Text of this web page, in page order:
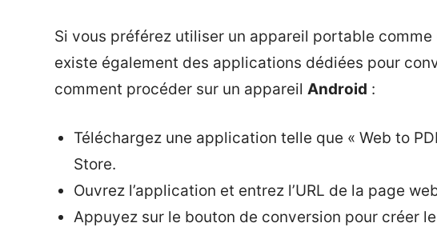
Si vous préférez utiliser un appareil portable
existe également des applications dédiées pour
comment procéder sur un appareil Android :
Téléchargez une application telle que « Web to
Store.
Ouvrez l’application et entrez l’URL de la page
Appuyez sur le bouton de conversion pour créer le